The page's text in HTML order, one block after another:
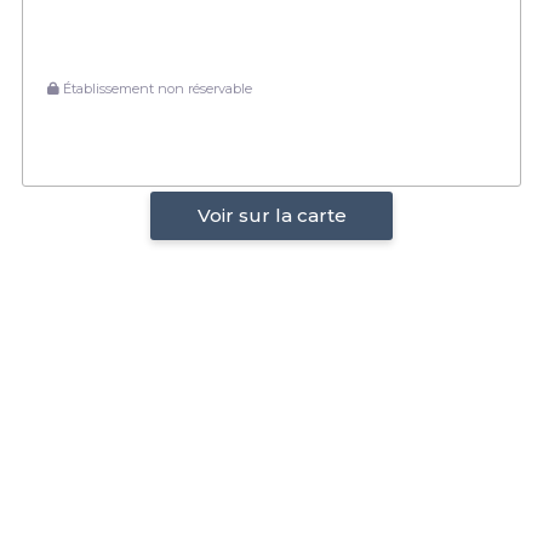
Établissement non réservable
Voir sur la carte